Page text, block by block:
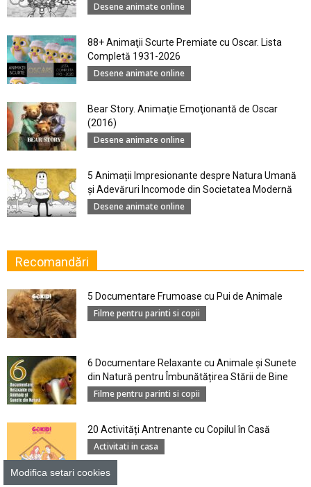
Desene animate online
88+ Animaţii Scurte Premiate cu Oscar. Lista
Completă 1931-2026
Desene animate online
Bear Story. Animaţie Emoţionantă de Oscar
(2016)
Desene animate online
5 Animații Impresionante despre Natura Umană
şi Adevăruri Incomode din Societatea Modernă
Desene animate online
Recomandări
5 Documentare Frumoase cu Pui de Animale
Filme pentru parinti si copii
6 Documentare Relaxante cu Animale și Sunete
din Natură pentru Îmbunătățirea Stării de Bine
Filme pentru parinti si copii
20 Activități Antrenante cu Copilul în Casă
Activitati in casa
Modifica setari cookies